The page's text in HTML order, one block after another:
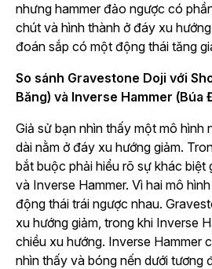
nhưng hammer đảo ngược có
chút và hình thành ở đáy xu
đoán sắp có một động thái tăng
So sánh Gravestone Doji với
Băng) và Inverse Hammer (Búa
Giả sử bạn nhìn thấy một mô hình
dài nằm ở đáy xu hướng giảm.
bắt buộc phải hiểu rõ sự khác biệt
và Inverse Hammer. Vì hai mô
động thái trái ngược nhau.
xu hướng giảm, trong khi Inverse
chiều xu hướng. Inverse Hammer
nhìn thấy và bóng nến dưới tương